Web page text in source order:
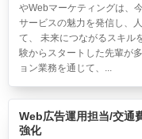
やWebマーケティングは、
サービスの魅力を発信し、
て、 未来につながるスキル
験からスタートした先輩が
ョン業務を通じて、...
Web広告運用担当/交通
強化